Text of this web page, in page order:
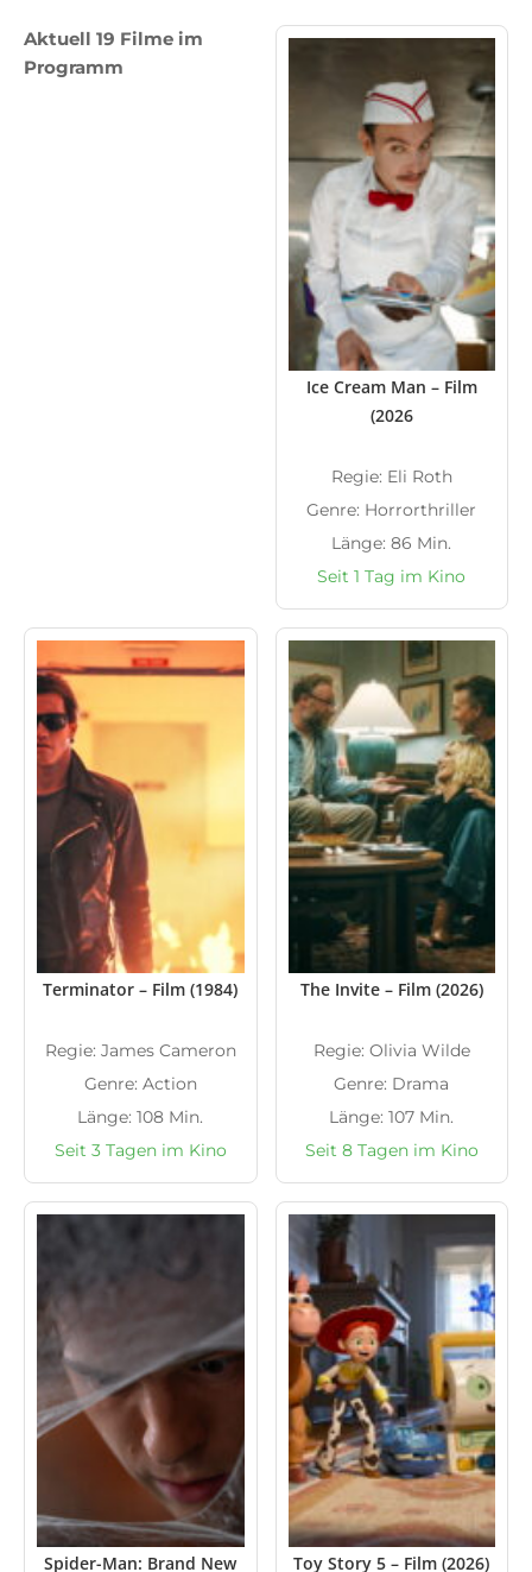
Aktuell 19 Filme im
Programm
Ice Cream Man – Film
(2026
Regie: Eli Roth
Genre: Horrorthriller
Länge: 86 Min.
Seit 1 Tag im Kino
Terminator – Film (1984)
Regie: James Cameron
Genre: Action
Länge: 108 Min.
Seit 3 Tagen im Kino
The Invite – Film (2026)
Regie: Olivia Wilde
Genre: Drama
Länge: 107 Min.
Seit 8 Tagen im Kino
Spider-Man: Brand New
Toy Story 5 – Film (2026)